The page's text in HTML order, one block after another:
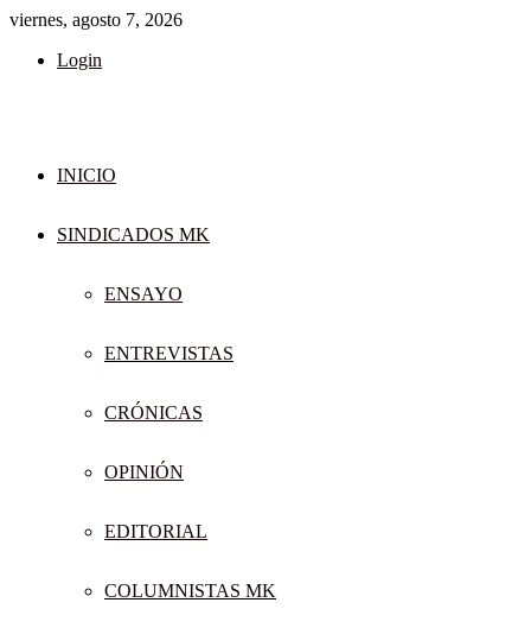
viernes, agosto 7, 2026
Login
INICIO
SINDICADOS MK
ENSAYO
ENTREVISTAS
CRÓNICAS
OPINIÓN
EDITORIAL
COLUMNISTAS MK